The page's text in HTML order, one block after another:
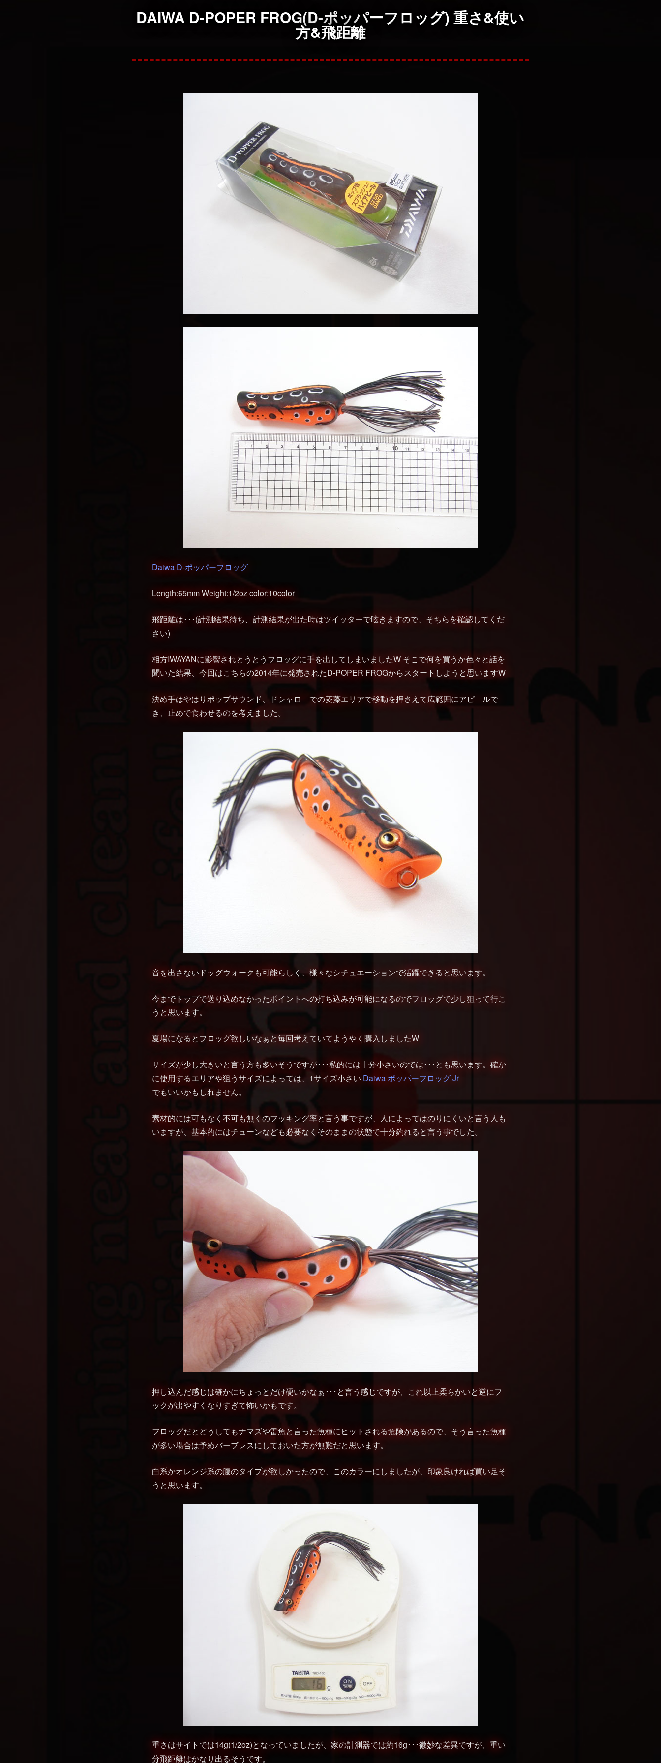
DAIWA D-POPER FROG(D-ポッパーフロッグ) 重さ&使い
方&飛距離
Daiwa D-ポッパーフロッグ
Length:65mm Weight:1/2oz color:10color
飛距離は･･･(計測結果待ち、計測結果が出た時はツイッターで呟きますので、そちらを確認してくだ
さい)
相方IWAYANに影響されとうとうフロッグに手を出してしまいましたW そこで何を買うか色々と話を
聞いた結果、今回はこちらの2014年に発売されたD-POPER FROGからスタートしようと思いますW
決め手はやはりポップサウンド、ドシャローでの菱藻エリアで移動を押さえて広範囲にアピールで
き、止めで食わせるのを考えました。
音を出さないドッグウォークも可能らしく、様々なシチュエーションで活躍できると思います。
今までトップで送り込めなかったポイントへの打ち込みが可能になるのでフロッグで少し狙って行こ
うと思います。
夏場になるとフロッグ欲しいなぁと毎回考えていてようやく購入しましたW
サイズが少し大きいと言う方も多いそうですが･･･私的には十分小さいのでは･･･とも思います。確か
に使用するエリアや狙うサイズによっては、1サイズ小さい Daiwa ポッパーフロッグ Jr
でもいいかもしれません。
素材的には可もなく不可も無くのフッキング率と言う事ですが、人によってはのりにくいと言う人も
いますが、基本的にはチューンなども必要なくそのままの状態で十分釣れると言う事でした。
押し込んだ感じは確かにちょっとだけ硬いかなぁ･･･と言う感じですが、これ以上柔らかいと逆にフ
ックが出やすくなりすぎて怖いかもです。
フロッグだとどうしてもナマズや雷魚と言った魚種にヒットされる危険があるので、そう言った魚種
が多い場合は予めバーブレスにしておいた方が無難だと思います。
白系かオレンジ系の腹のタイプが欲しかったので、このカラーにしましたが、印象良ければ買い足そ
うと思います。
重さはサイトでは14g(1/2oz)となっていましたが、家の計測器では約16g･･･微妙な差異ですが、重い
分飛距離はかなり出るそうです。